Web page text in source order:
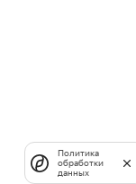
Политика
обработки
данных